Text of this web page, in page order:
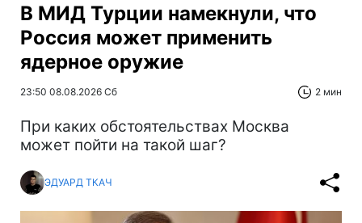
В МИД Турции намекнули, что
Россия может применить
ядерное оружие
23:50 08.08.2026 Сб 2 мин
При каких обстоятельствах Москва
может пойти на такой шаг?
ЭДУАРД ТКАЧ